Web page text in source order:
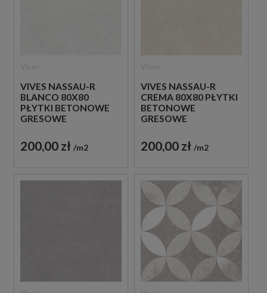
VIVES NASSAU-R
BLANCO 80X80
PŁYTKI BETONOWE
GRESOWE
200,00 zł m2
VIVES NASSAU-R
CREMA 80X80 PŁYTKI
BETONOWE
GRESOWE
200,00 zł m2